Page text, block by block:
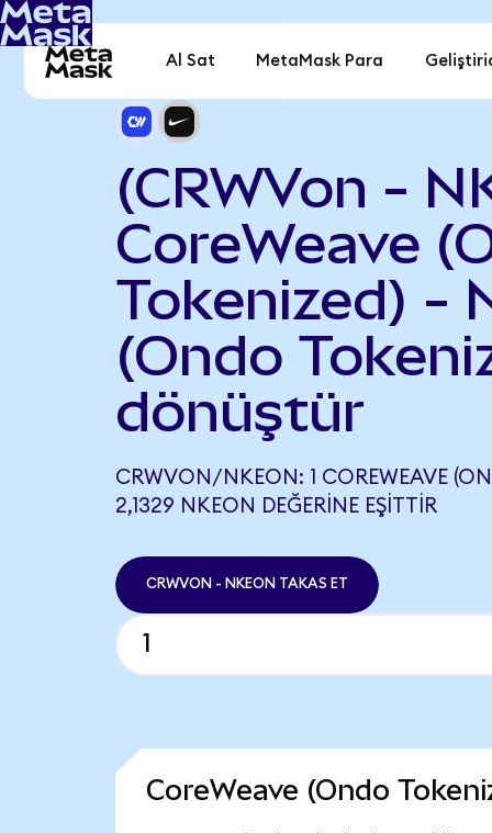
Al Sat MetaMask Para
(CRWVon -
CoreWeave
Tokenized) -
(Ondo
dönüştür
CRWVON/NKEON: 1 COREWEAVE
2,1329 NKEON DEĞERINE EŞITTIR
CRWVON - NKEON TAKAS ET
CoreWeave (Ondo